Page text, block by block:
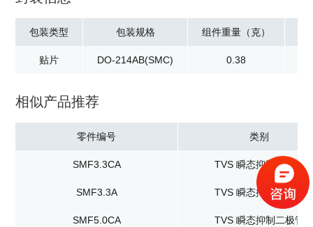
包装类型
贴片
包装规格
DO-214AB(SMC)
组件重量（克）
0.38
相似产品推荐
零件编号 类别
SMF3.3CA TVS 瞬态抑制二极管
SMF3.3A TVS 瞬态抑制二极管
SMF5.0CA TVS 瞬态抑制二极管